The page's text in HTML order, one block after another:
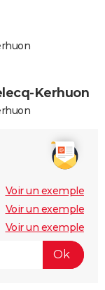
Kerhuon
Voir un exemple
Voir un exemple
Voir un exemple